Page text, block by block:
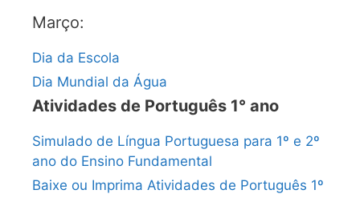
Março:
Dia da Escola
Dia Mundial da Água
Atividades de Português 1° ano
Simulado de Língua Portuguesa para 1º e 2º
ano do Ensino Fundamental
Baixe ou Imprima Atividades de Português 1º